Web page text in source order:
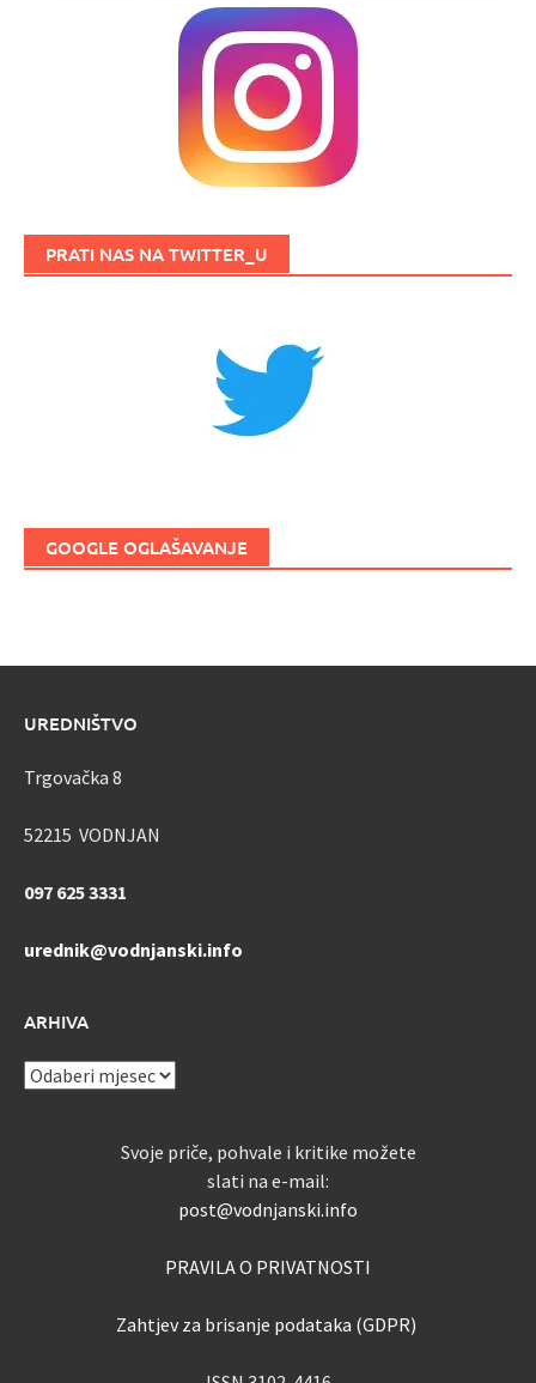
PRATI NAS NA TWITTER_U
GOOGLE OGLAŠAVANJE
UREDNIŠTVO
Trgovačka 8
52215 VODNJAN
097 625 3331
urednik@vodnjanski.info
ARHIVA
ARHIVA
Svoje priče, pohvale i kritike možete
slati na e-mail:
post@vodnjanski.info
PRAVILA O PRIVATNOSTI
Zahtjev za brisanje podataka (GDPR)